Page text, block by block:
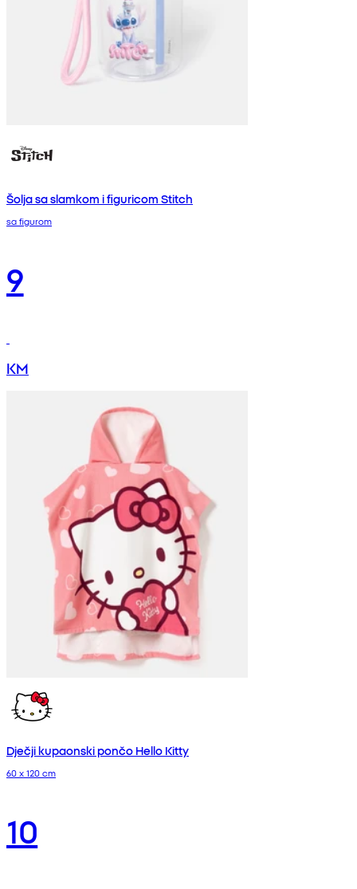
Šolja sa slamkom i figuricom Stitch
sa figurom
9
KM
Dječji kupaonski pončo Hello Kitty
60 x 120 cm
10